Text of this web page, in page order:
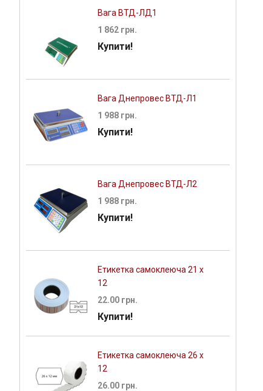
Вага ВТД-ЛД1
1 862 грн.
Купити!
Вага Днепровес ВТД-Л1
1 988 грн.
Купити!
Вага Днепровес ВТД-Л2
1 988 грн.
Купити!
Етикетка самоклеюча 21 х
12
22.00 грн.
Купити!
Етикетка самоклеюча 26 х
12
26.00 грн.